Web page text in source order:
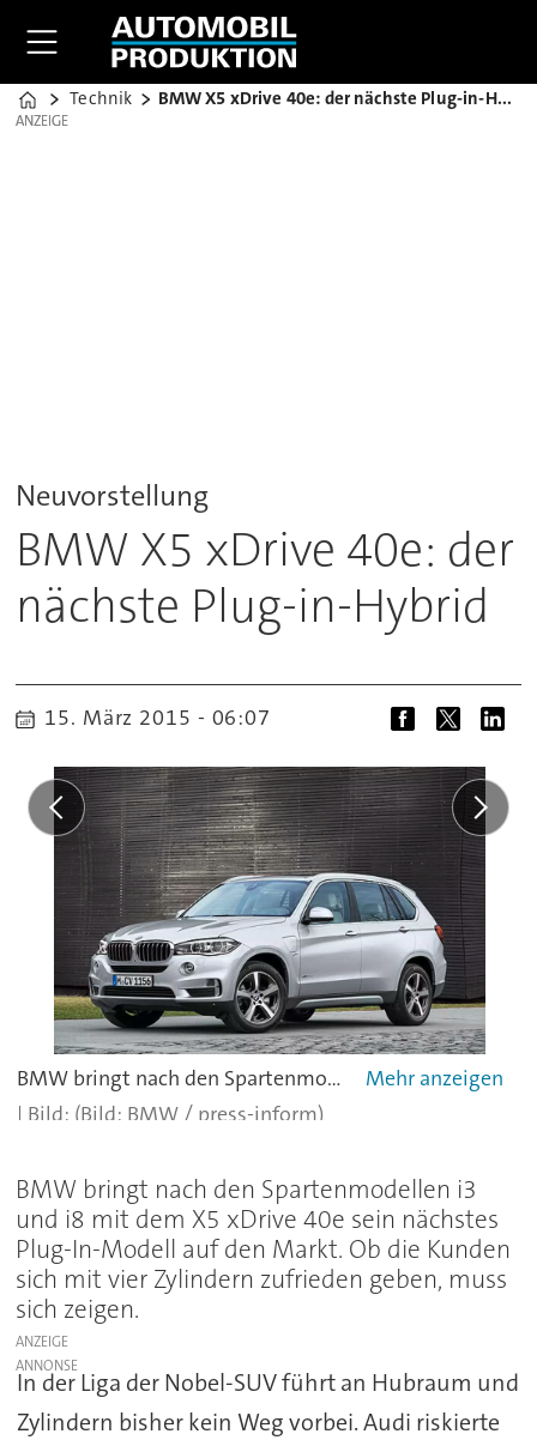
Home
Technik BMW X5 xDrive 40e: der nächste Plug-in-Hybrid
ANZEIGE
ANZEIGE
Neuvorstellung
BMW X5 xDrive 40e: der
nächste Plug-in-Hybrid
15. März 2015 - 06:07
BMW bringt nach den Spartenmodellen i3 und i8 mit dem X5 xDrive 40e sein nächstes Plug-In-Modell auf den Markt. - alle
(Bild: BMW / press-inform)
BMW bringt nach den Spartenmodellen i3
und i8 mit dem X5 xDrive 40e sein nächstes
Plug-In-Modell auf den Markt. Ob die Kunden
sich mit vier Zylindern zufrieden geben, muss
sich zeigen.
ANZEIGE
In der Liga der Nobel-SUV führt an Hubraum und
Zylindern bisher kein Weg vorbei. Audi riskierte